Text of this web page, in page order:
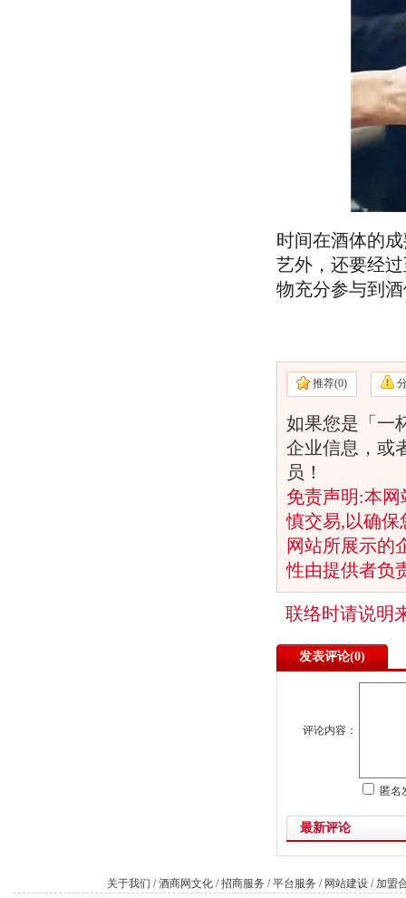
时间在酒体的
艺外，还要经
物充分参与到
推荐(0)
如果您是「一
企业信息，或
员！
免责声明:本
慎交易,以确
网站所展示的
性由提供者负
联络时请说明
发表评论(0)
评论内容：
匿
最新评论
关于我们 /酒商网文化 /招商服务 /平台服务 / 网站建设 /加盟